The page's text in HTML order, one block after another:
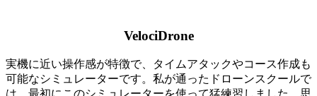
VelociDrone
実機に近い操作感が特徴で、タイムアタックやコース作成も
可能なシミュレーターです。私が通ったドローンスクールで